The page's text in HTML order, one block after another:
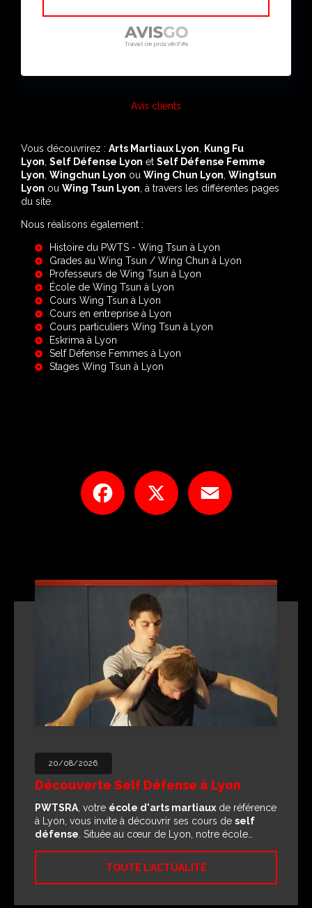
Avis clients
Vous découvrirez : Arts Martiaux Lyon
Kung Fu
Lyon Self Défense Lyon et Self Défense Femme
Lyon Wingchun Lyon ou Wing Chun Lyon Wingtsun
Lyon ou Wing Tsun Lyon , à travers les différentes pages
du site.
Nous réalisons également :
Histoire du PWTS - Wing Tsun à Lyon
Grades au Wing Tsun / Wing Chun à Lyon
Professeurs de Wing Tsun à Lyon
École de Wing Tsun à Lyon
Cours Wing Tsun à Lyon
Cours en entreprise à Lyon
Cours particuliers Wing Tsun à Lyon
Eskrima à Lyon
Self Défense Femmes à Lyon
Stages Wing Tsun à Lyon
Facebook
20/08/2026
Découverte Self Défense à Lyon
PWTSRA , votre école d'arts martiaux de référence
à Lyon, vous invite à découvrir ses cours de self
défense . Située au cœur de Lyon, notre école…
TOUTE L'ACTUALITÉ